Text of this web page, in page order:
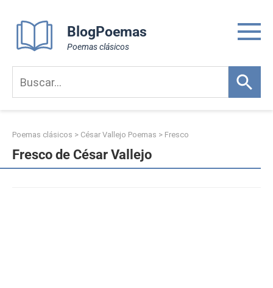
content
BlogPoemas
Poemas clásicos
Poemas clásicos > César Vallejo Poemas > Fresco
Fresco de César Vallejo